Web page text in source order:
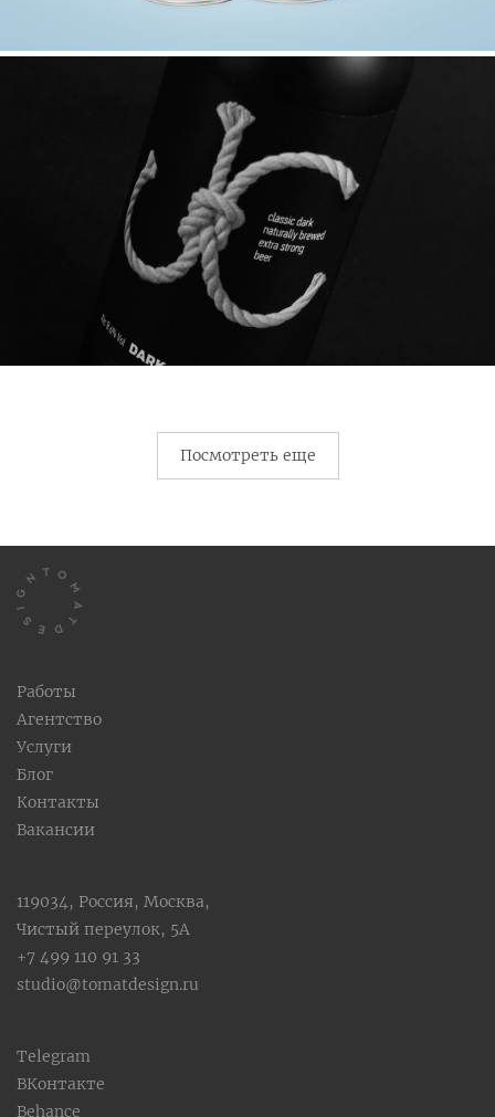
Посмотреть еще
Работы
Агентство
Услуги
Блог
Контакты
Вакансии
119034, Россия, Москва,
Чистый переулок, 5А
+7 499 110 91 33
studio@tomatdesign.ru
Telegram
ВКонтакте
Behance